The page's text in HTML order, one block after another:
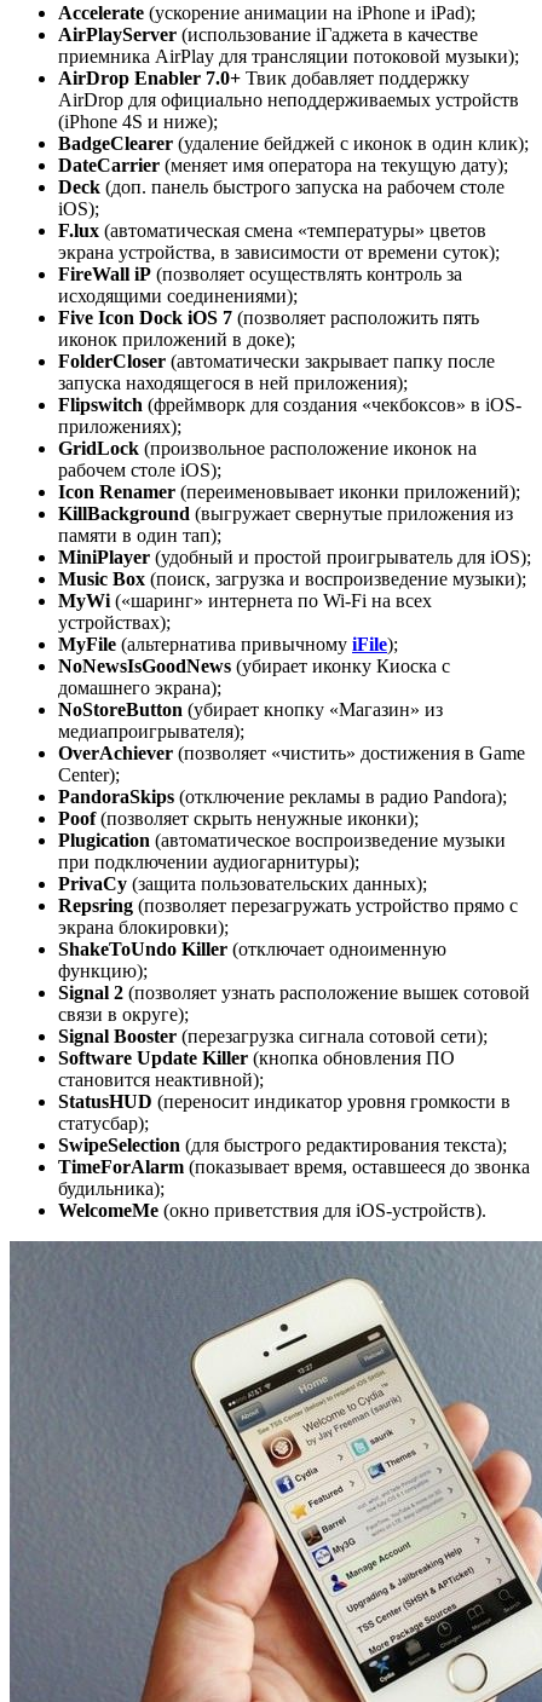
Accelerate (ускорение анимации на iPhone и iPad);
AirPlayServer (использование iГаджета в качестве
приемника AirPlay для трансляции потоковой музыки);
AirDrop Enabler 7.0+ Твик добавляет поддержку
AirDrop для официально неподдерживаемых устройств
(iPhone 4S и ниже);
BadgeClearer (удаление бейджей с иконок в один клик);
DateCarrier (меняет имя оператора на текущую дату);
Deck (доп. панель быстрого запуска на рабочем столе
iOS);
F.lux (автоматическая смена «температуры» цветов
экрана устройства, в зависимости от времени суток);
FireWall iP (позволяет осуществлять контроль за
исходящими соединениями);
Five Icon Dock iOS 7 (позволяет расположить пять
иконок приложений в доке);
FolderCloser (автоматически закрывает папку после
запуска находящегося в ней приложения);
Flipswitch (фреймворк для создания «чекбоксов» в iOS-
приложениях);
GridLock (произвольное расположение иконок на
рабочем столе iOS);
Icon Renamer (переименовывает иконки приложений);
KillBackground (выгружает свернутые приложения из
памяти в один тап);
MiniPlayer (удобный и простой проигрыватель для iOS);
Music Box (поиск, загрузка и воспроизведение музыки);
MyWi («шаринг» интернета по Wi-Fi на всех
устройствах);
MyFile (альтернатива привычному iFile);
NoNewsIsGoodNews (убирает иконку Киоска с
домашнего экрана);
NoStoreButton (убирает кнопку «Магазин» из
медиапроигрывателя);
OverAchiever (позволяет «чистить» достижения в Game
Center);
PandoraSkips (отключение рекламы в радио Pandora);
Poof(позволяет скрыть ненужные иконки);
Plugication (автоматическое воспроизведение музыки
при подключении аудиогарнитуры);
PrivaCy (защита пользовательских данных);
Repsring (позволяет перезагружать устройство прямо с
экрана блокировки);
ShakeToUndo Killer (отключает одноименную
функцию);
Signal 2 (позволяет узнать расположение вышек сотовой
связи в округе);
Signal Booster (перезагрузка сигнала сотовой сети);
Software Update Killer (кнопка обновления ПО
становится неактивной);
StatusHUD (переносит индикатор уровня громкости в
статусбар);
SwipeSelection (для быстрого редактирования текста);
TimeForAlarm (показывает время, оставшееся до звонка
будильника);
WelcomeMe (окно приветствия для iOS-устройств).